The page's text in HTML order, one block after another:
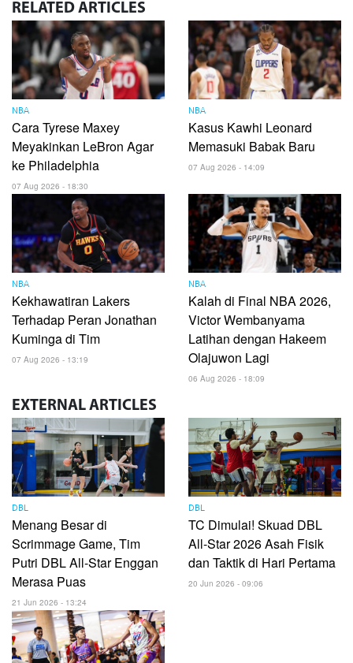
RELATED ARTICLES
NBA
Cara Tyrese Maxey
Meyakinkan LeBron Agar
ke Philadelphia
07 Aug 2026 - 18:30
NBA
Kasus Kawhi Leonard
Memasuki Babak Baru
07 Aug 2026 - 14:09
NBA
Kekhawatiran Lakers
Terhadap Peran Jonathan
Kuminga di Tim
07 Aug 2026 - 13:19
NBA
Kalah di Final NBA 2026,
Victor Wembanyama
Latihan dengan Hakeem
Olajuwon Lagi
06 Aug 2026 - 18:09
EXTERNAL ARTICLES
DBL
Menang Besar di
Scrimmage Game, Tim
Putri DBL All-Star Enggan
Merasa Puas
21 Jun 2026 - 13:24
DBL
TC Dimulai! Skuad DBL
All-Star 2026 Asah Fisik
dan Taktik di Hari Pertama
20 Jun 2026 - 09:06